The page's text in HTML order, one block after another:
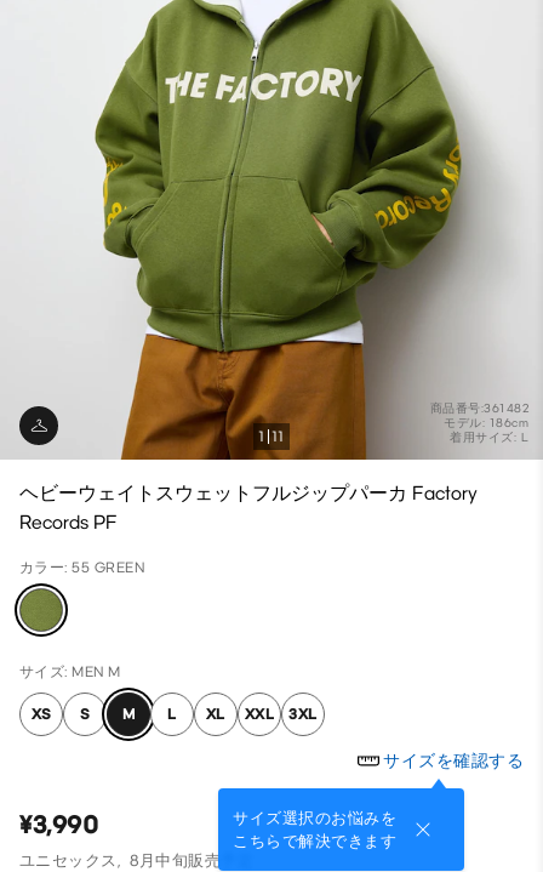
商品番号:361482
モデル: 186cm
着用サイズ: L
1 11
ヘビーウェイトスウェットフルジップパーカ Factory
Records PF
カラー: 55 GREEN
サイズ: MEN M
XS S M L XL XXL 3XL
サイズを確認する
サイズ選択のお悩みを
こちらで解決できます
¥3,990
ユニセックス, 8月中旬販売予定